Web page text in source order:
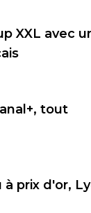
XXL avec
tout
à prix d'or,